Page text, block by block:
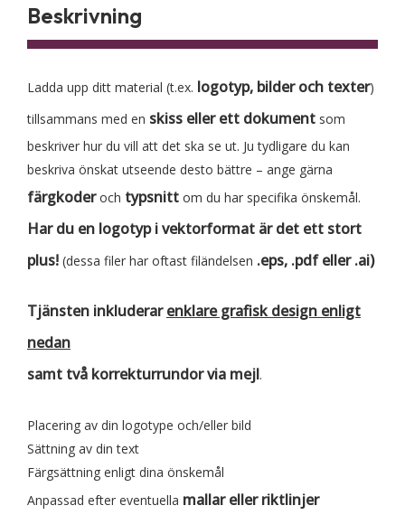
Beskrivning
Ladda upp ditt material (t.ex. logotyp, bilder och texter)
tillsammans med en skiss eller ett dokument som
beskriver hur du vill att det ska se ut. Ju tydligare du kan
beskriva önskat utseende desto bättre – ange gärna
färgkoderoch typsnitt om du har specifika önskemål.
Har du en logotyp ivektorformat är det ett stort
plus! (dessa filer har oftast filändelsen .eps, .pdf eller .ai)
Tjänsten inkluderarenklare grafisk design enligt
nedan
samt två korrekturrundor via mejl.
Placering av din logotype och/eller bild
Sättning av din text
Färgsättning enligt dina önskemål
Anpassad efter eventuella mallar eller riktlinjer